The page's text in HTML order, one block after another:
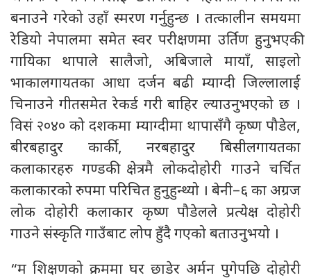
बनाउने गरेको उहाँ स्मरण गर्नुहुन्छ । तत्कालीन समयमा
रेडियो नेपालमा समेत स्वर परीक्षणमा उर्तिण हुनुभएकी
गायिका थापाले सालैजो, अबिजाले मायाँ, साइलो
भाकालगायतका आधा दर्जन बढी म्याग्दी जिल्लालाई
चिनाउने गीतसमेत रेकर्ड गरी बाहिर ल्याउनुभएको छ ।
विसं २०४० को दशकमा म्याग्दीमा थापासँगै कृष्ण पौडेल,
बीरबहादुर कार्की, नरबहादुर बिसीलगायतका
कलाकारहरु गण्डकी क्षेत्रमै लोकदोहोरी गाउने चर्चित
कलाकारको रुपमा परिचित हुनुहुन्थ्यो । बेनी–६ का अग्रज
लोक दोहोरी कलाकार कृष्ण पौडेलले प्रत्येक्ष दोहोरी
गाउने संस्कृति गाउँबाट लोप हुँदै गएको बताउनुभयो ।
“म शिक्षणको क्रममा घर छाडेर अर्मन पुगेपछि दोहोरी